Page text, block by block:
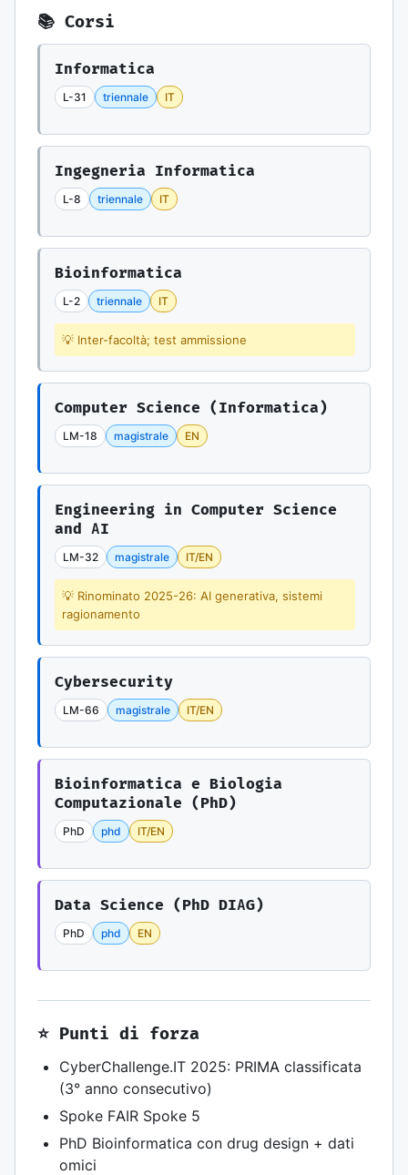
📚 Corsi
Informatica
L-31 triennale IT
Ingegneria Informatica
L-8 triennale IT
Bioinformatica
L-2 triennale IT
💡 Inter-facoltà; test ammissione
Computer Science (Informatica)
LM-18 magistrale EN
Engineering in Computer Science
and AI
LM-32 magistrale IT/EN
💡 Rinominato 2025-26: AI generativa, sistemi
ragionamento
Cybersecurity
LM-66 magistrale IT/EN
Bioinformatica e Biologia
Computazionale (PhD)
PhD phd IT/EN
Data Science (PhD DIAG)
PhD phd EN
⭐ Punti di forza
CyberChallenge.IT 2025: PRIMA classificata
(3° anno consecutivo)
Spoke FAIR Spoke 5
PhD Bioinformatica con drug design + dati
omici